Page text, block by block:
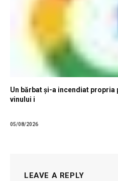
Un bărbat și-a incendiat
vinului i
05/08/2026
LEAVE A REPLY